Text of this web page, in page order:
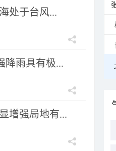
处于台风...
降雨具有极...
增强局地有...